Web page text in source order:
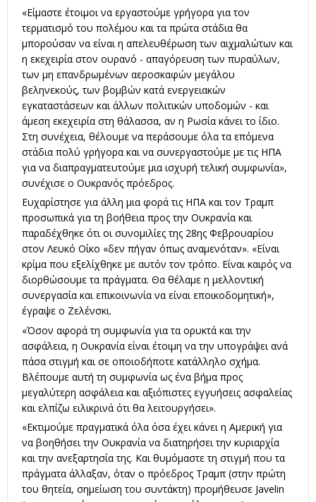
«Είμαστε έτοιμοι να εργαστούμε γρήγορα για τον
τερματισμό του πολέμου και τα πρώτα στάδια θα
μπορούσαν να είναι η απελευθέρωση των αιχμαλώτων και
η εκεχειρία στον ουρανό - απαγόρευση των πυραύλων,
των μη επανδρωμένων αεροσκαφών μεγάλου
βεληνεκούς, των βομβών κατά ενεργειακών
εγκαταστάσεων και άλλων πολιτικών υποδομών - και
άμεση εκεχειρία στη θάλασσα, αν η Ρωσία κάνει το ίδιο.
Στη συνέχεια, θέλουμε να περάσουμε όλα τα επόμενα
στάδια πολύ γρήγορα και να συνεργαστούμε με τις ΗΠΑ
για να διαπραγματευτούμε μια ισχυρή τελική συμφωνία»,
συνέχισε ο Ουκρανός πρόεδρος.
Ευχαρίστησε για άλλη μια φορά τις ΗΠΑ και τον Τραμπ
προσωπικά για τη βοήθεια προς την Ουκρανία και
παραδέχθηκε ότι οι συνομιλίες της 28ης Φεβρουαρίου
στον Λευκό Οίκο «δεν πήγαν όπως αναμενόταν». «Είναι
κρίμα που εξελίχθηκε με αυτόν τον τρόπο. Είναι καιρός να
διορθώσουμε τα πράγματα. Θα θέλαμε η μελλοντική
συνεργασία και επικοινωνία να είναι εποικοδομητική»,
έγραψε ο Ζελένσκι.
«Όσον αφορά τη συμφωνία για τα ορυκτά και την
ασφάλεια, η Ουκρανία είναι έτοιμη να την υπογράψει ανά
πάσα στιγμή και σε οποιοδήποτε κατάλληλο σχήμα.
Βλέπουμε αυτή τη συμφωνία ως ένα βήμα προς
μεγαλύτερη ασφάλεια και αξιόπιστες εγγυήσεις ασφαλείας
και ελπίζω ειλικρινά ότι θα λειτουργήσει».
«Εκτιμούμε πραγματικά όλα όσα έχει κάνει η Αμερική για
να βοηθήσει την Ουκρανία να διατηρήσει την κυριαρχία
και την ανεξαρτησία της. Και θυμόμαστε τη στιγμή που τα
πράγματα άλλαξαν, όταν ο πρόεδρος Τραμπ (στην πρώτη
του θητεία, σημείωση του συντάκτη) προμήθευσε Javelin